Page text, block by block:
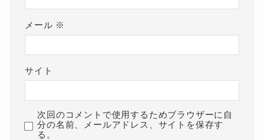
メール ※
サイト
次回のコメントで使用するためブラウザーに自
分の名前、メールアドレス、サイトを保存す
る。